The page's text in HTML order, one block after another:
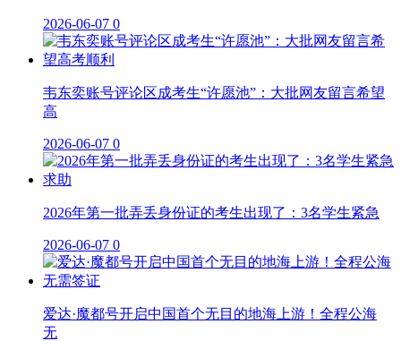
2026-06-07 0
韦东奕账号评论区成考生“许愿池”：大批网友留言希望
高
2026-06-07 0
2026年第一批弄丢身份证的考生出现了：3名学生紧急
2026-06-07 0
爱达·魔都号开启中国首个无目的地海上游！全程公海
无